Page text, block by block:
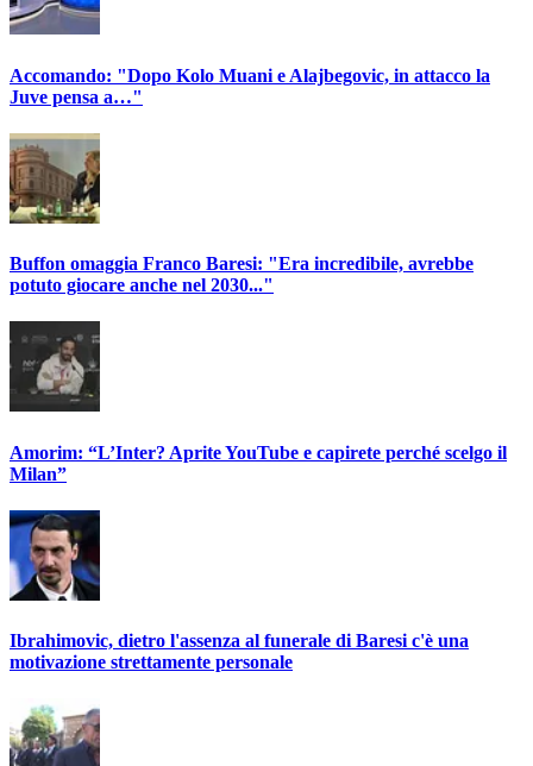
Accomando: "Dopo Kolo Muani e Alajbegovic, in attacco la
Juve pensa a…"
Buffon omaggia Franco Baresi: "Era incredibile, avrebbe
potuto giocare anche nel 2030..."
Amorim: “L’Inter? Aprite YouTube e capirete perché scelgo il
Milan”
Ibrahimovic, dietro l'assenza al funerale di Baresi c'è una
motivazione strettamente personale